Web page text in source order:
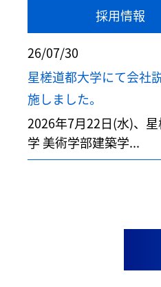
採用情報
26/07/30
星槎道都大学にて会社
施しました。
2026年7月22日(水)、
学 美術学部建築学...